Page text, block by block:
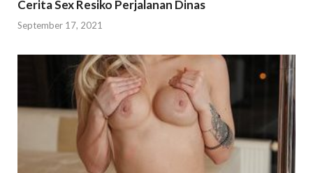
Cerita Sex Resiko Perjalanan Dinas
September 17, 2021